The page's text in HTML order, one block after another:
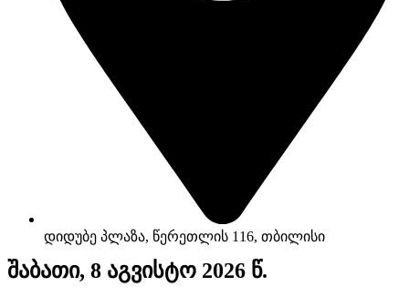
დიდუბე პლაზა, წერეთლის 116, თბილისი
შაბათი, 8 აგვისტო 2026 წ.